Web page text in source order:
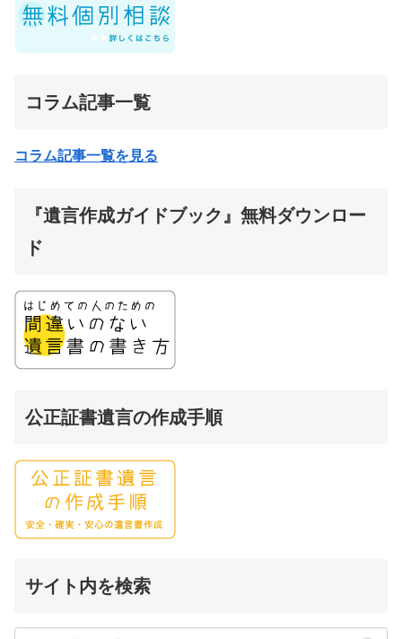
コラム記事一覧
コラム記事一覧を見る
『遺言作成ガイドブック』無料ダウンロー
ド
公正証書遺言の作成手順
サイト内を検索